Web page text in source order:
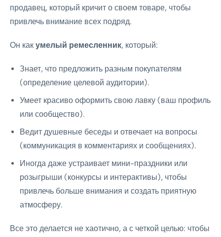
продавец, который кричит о своем товаре, чтобы
привлечь внимание всех подряд.
Он как умелый ремесленник, который:
Знает, что предложить разным покупателям
(определение целевой аудитории).
Умеет красиво оформить свою лавку (ваш профиль
или сообщество).
Ведит душевные беседы и отвечает на вопросы
(коммуникация в комментариях и сообщениях).
Иногда даже устраивает мини-праздники или
розыгрыши (конкурсы и интерактивы), чтобы
привлечь больше внимания и создать приятную
атмосферу.
Все это делается не хаотично, а с четкой целью: чтобы